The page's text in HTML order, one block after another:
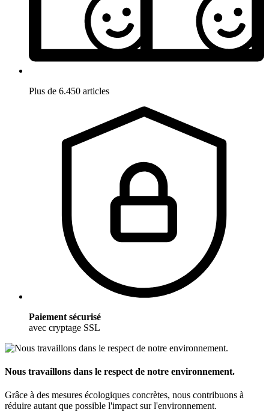
Plus de 6.450 articles
Paiement sécurisé
avec cryptage SSL
Nous travaillons dans le respect de notre environnement.
Grâce à des mesures écologiques concrètes, nous contribuons à
réduire autant que possible l'impact sur l'environnement.